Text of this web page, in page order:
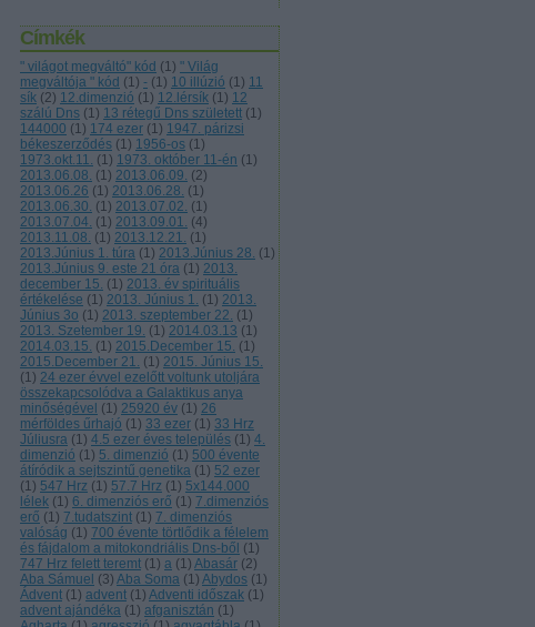
Címkék
" világot megváltó" kód (1) " Világ
megváltója " kód (1) - (1) 10 illúzió (1) 11
sík (2) 12.dimenzió (1) 12.lérsík (1) 12
szálú Dns (1) 13 rétegű Dns született (1)
144000 (1) 174 ezer (1) 1947. párizsi
békeszerződés (1) 1956-os (1)
1973.okt.11. (1) 1973. október 11-én (1)
2013.06.08. (1) 2013.06.09. (2)
2013.06.26 (1) 2013.06.28. (1)
2013.06.30. (1) 2013.07.02. (1)
2013.07.04. (1) 2013.09.01. (4)
2013.11.08. (1) 2013.12.21. (1)
2013.Június 1. túra (1) 2013.Június 28. (1)
2013.Június 9. este 21 óra (1) 2013.
december 15. (1) 2013. év spirituális
értékelése (1) 2013. Június 1. (1) 2013.
Június 3o (1) 2013. szeptember 22. (1)
2013. Szetember 19. (1) 2014.03.13 (1)
2014.03.15. (1) 2015.December 15. (1)
2015.December 21. (1) 2015. Június 15.
(1) 24 ezer évvel ezelőtt voltunk utoljára
összekapcsolódva a Galaktikus anya
minőségével (1) 25920 év (1) 26
mérföldes űrhajó (1) 33 ezer (1) 33 Hrz
Júliusra (1) 4.5 ezer éves település (1) 4.
dimenzió (1) 5. dimenzió (1) 500 évente
átíródik a sejtszintű genetika (1) 52 ezer
(1) 547 Hrz (1) 57.7 Hrz (1) 5x144.000
lélek (1) 6. dimenziós erő (1) 7.dimenziós
erő (1) 7.tudatszint (1) 7. dimenziós
valóság (1) 700 évente törtlődik a félelem
és fájdalom a mitokondriális Dns-ből (1)
747 Hrz felett teremt (1) a (1) Abasár (2)
Aba Sámuel (3) Aba Soma (1) Abydos (1)
Ádvent (1) advent (1) Adventi időszak (1)
advent ajándéka (1) afganisztán (1)